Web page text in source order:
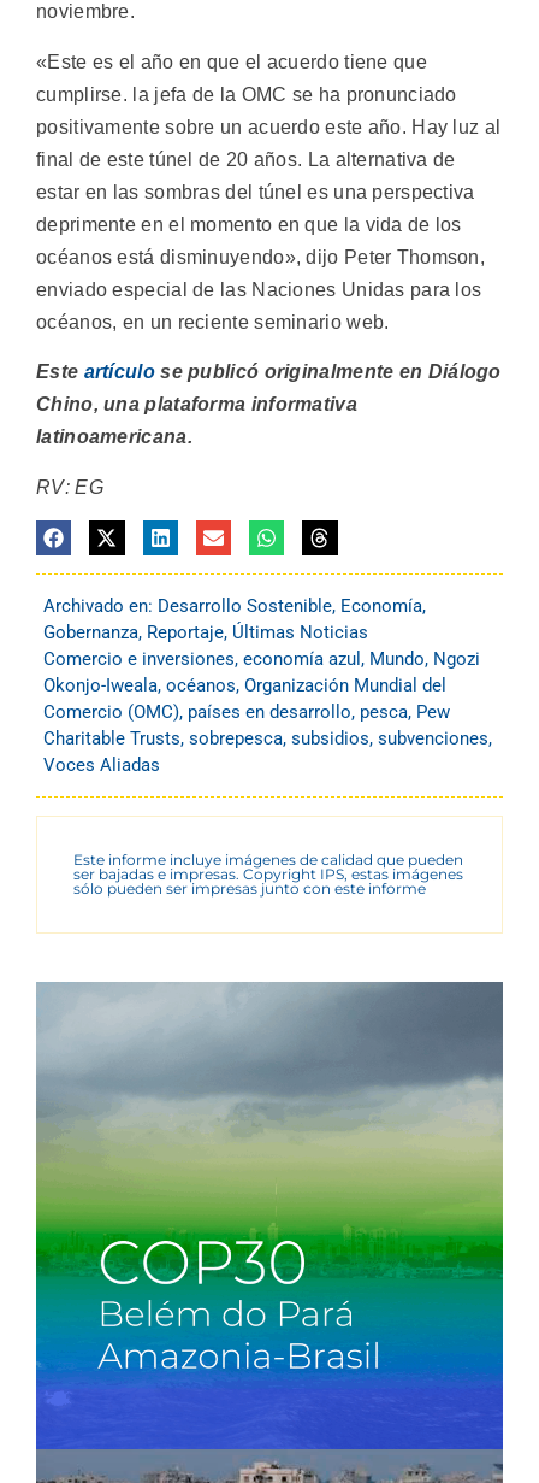
noviembre.
«Este es el año en que el acuerdo tiene que
cumplirse. la jefa de la OMC se ha pronunciado
positivamente sobre un acuerdo este año. Hay luz al
final de este túnel de 20 años. La alternativa de
estar en las sombras del túnel es una perspectiva
deprimente en el momento en que la vida de los
océanos está disminuyendo», dijo Peter Thomson,
enviado especial de las Naciones Unidas para los
océanos, en un reciente seminario web.
Este artículose publicó originalmente en Diálogo
Chino, una plataforma informativa
latinoamericana.
RV: EG
Archivado en: Desarrollo Sostenible, Economía,
Gobernanza, Reportaje, Últimas Noticias
Comercio e inversiones, economía azul , Mundo, Ngozi
Okonjo-Iweala, océanos, Organización Mundial del
Comercio (OMC), países en desarrollo, pesca, Pew
Charitable Trusts, sobrepesca, subsidios, subvenciones,
Voces Aliadas
Este informe incluye imágenes de calidad que pueden
ser bajadas e impresas. Copyright IPS, estas imágenes
sólo pueden ser impresas junto con este informe